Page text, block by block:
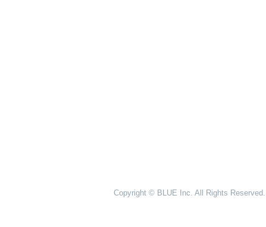
Copyright © BLUE Inc. All Rights Reserved.